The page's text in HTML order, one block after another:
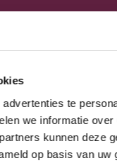
te
we informatie
kunnen deze
op basis van